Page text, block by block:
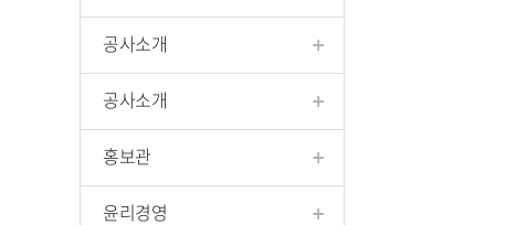
공사소개
공사소개
홍보관
윤리경영